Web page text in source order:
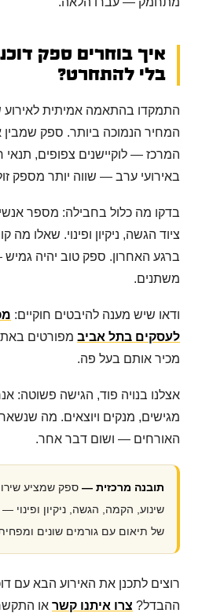
איך בוחרים ספק
בלי להתחרט?
התמקדו בהתאמה אמיתית
המחיר הנמוכה ביותר. ספק שמבין
המרכז — לוקיישנים צפופים, תנאי
באירועי ערב — שווה יותר מספק
בדקו מה כלול בחבילה: מספר אנשי
ציוד הגשה, ניקיון ופינוי. שאלו מה
ברגע האחרון. ספק טוב יהיה גמיש
משתנים.
ודאו שיש מענה להיבטים חוקיים:
לעסקים בתל אביבמפורטים
מכיר אותם בעל פה.
אצלנו בנויה פוד, הגישה פשוטה:
מגישים, מנקים ויוצאים. מה שנשאר
האורחים — ושום דבר אחר.
תובנה מרכזית — ספק שמציע
שינוע, הקמה, הגשה, ניקיון
של תיאום עם גורמים שונים
רוצים לתכנן את האירוע הבא עם
ההבדל? צרו איתנו קשראו